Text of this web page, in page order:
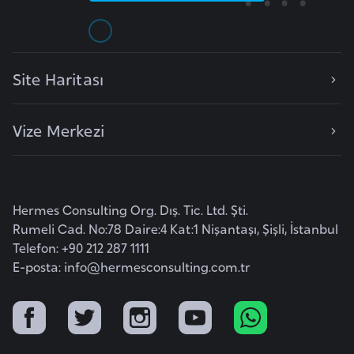
Site Haritası
Vize Merkezi
Hermes Consulting Org. Dış. Tic. Ltd. Şti.
Rumeli Cad. No:78 Daire:4 Kat:1 Nişantaşı, Şişli, İstanbul
Telefon: +90 212 287 1111
E-posta: info@hermesconsulting.com.tr
i
F
a
n
d
i
y
a